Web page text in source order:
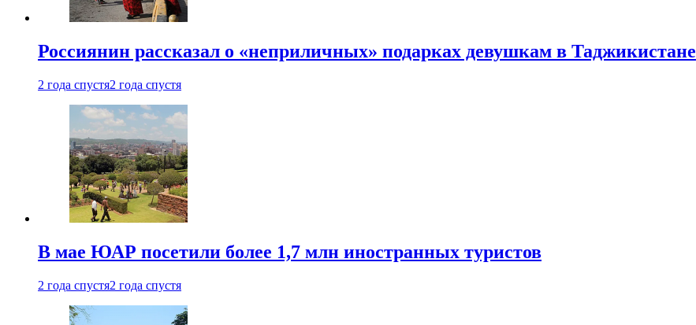
Россиянин рассказал о «неприличных» подарках девушкам в Таджикистане
2 года спустя2 года спустя
В мае ЮАР посетили более 1,7 млн иностранных туристов
2 года спустя2 года спустя